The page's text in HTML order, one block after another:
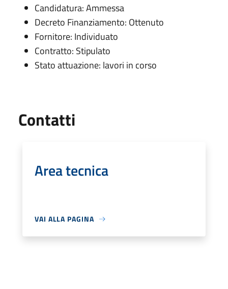
Candidatura: Ammessa
Decreto Finanziamento: Ottenuto
Fornitore: Individuato
Contratto: Stipulato
Stato attuazione: lavori in corso
Contatti
Area tecnica
VAI ALLA PAGINA